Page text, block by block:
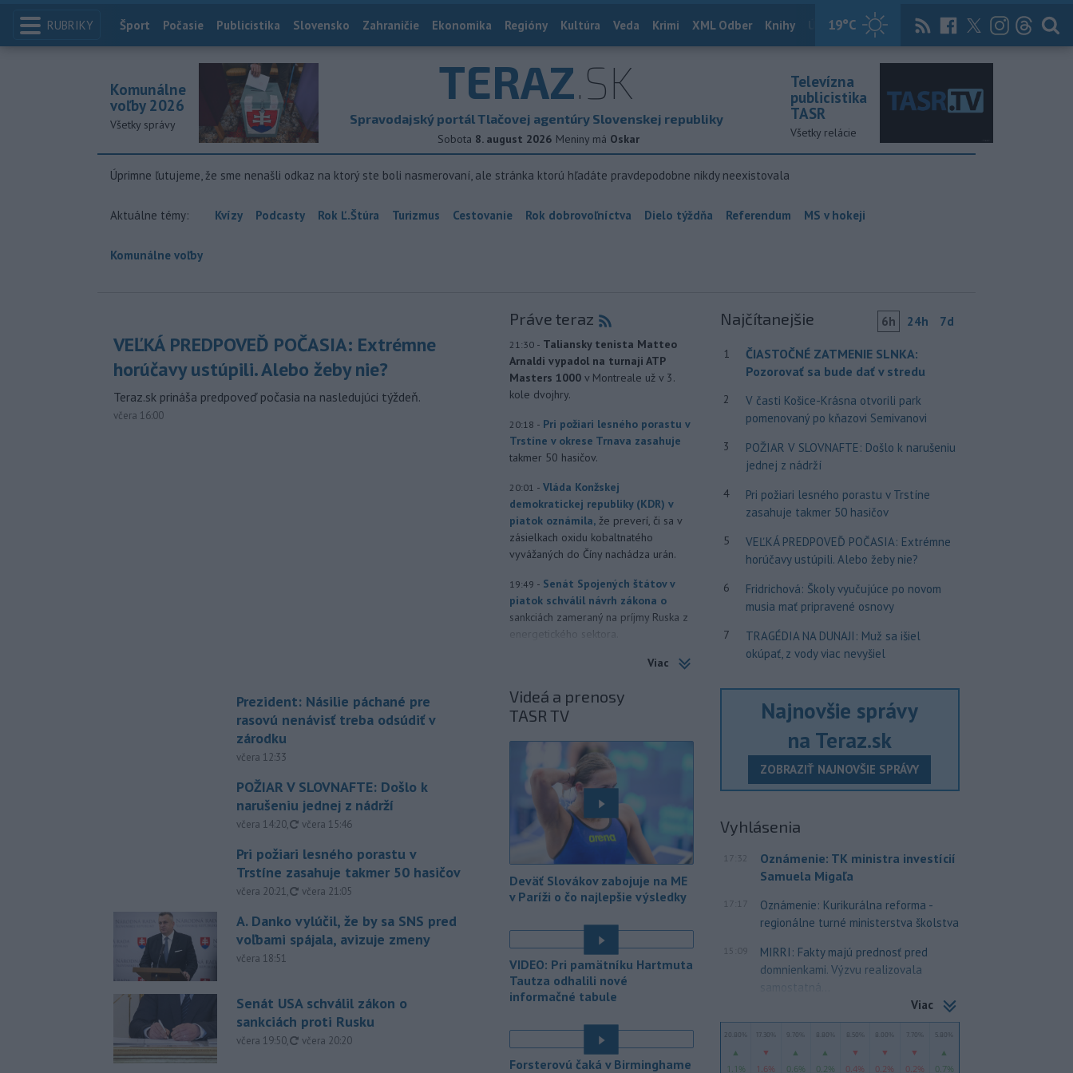
RUBRIKY 19°C
Index
Šport Počasie Publicistika Slovensko Zahraničie Ekonomika Regióny Kultúra Veda Krimi XML Odber Knihy Útulkovo Magazín News Now Archív
TERAZ.SK
Spravodajský portál Tlačovej agentúry Slovenskej republiky
Sobota 8. august 2026 Meniny má Oskar
Komunálne
voľby 2026
Všetky správy
Televízna
publicistika
TASR
Všetky relácie
Úprimne ľutujeme, že sme nenašli odkaz na ktorý ste boli nasmerovaní, ale stránka ktorú hľadáte pravdepodobne nikdy neexistovala
Aktuálne témy: Kvízy Podcasty Rok Ľ.Štúra Turizmus Cestovanie Rok dobrovoľníctva Dielo týždňa Referendum MS v hokeji
Komunálne voľby
VEĽKÁ PREDPOVEĎ POČASIA: Extrémne
horúčavy ustúpili. Alebo žeby nie?
Teraz.sk prináša predpoveď počasia na nasledujúci týždeň.
včera 16:00
Prezident: Násilie páchané pre
rasovú nenávisť treba odsúdiť v
zárodku
včera 12:33
POŽIAR V SLOVNAFTE: Došlo k
narušeniu jednej z nádrží
včera 14:20, aktualizované
včera 15:46
Pri požiari lesného porastu v
Trstíne zasahuje takmer 50 hasičov
včera 20:21, aktualizované
včera 21:05
A. Danko vylúčil, že by sa SNS pred
voľbami spájala, avizuje zmeny
včera 18:51
Senát USA schválil zákon o
sankciách proti Rusku
včera 19:50, aktualizované
včera 20:20
Práve teraz
21:30 - Taliansky tenista Matteo
Arnaldi vypadol na turnaji ATP
Masters 1000 v Montreale už v 3.
kole dvojhry.
20:18 - Pri požiari lesného porastu v
Trstíne v okrese Trnava zasahuje
takmer 50 hasičov.
20:01 - Vláda Konžskej
demokratickej republiky (KDR) v
piatok oznámila, že preverí, či sa v
zásielkach oxidu kobaltnatého
vyvážaných do Číny nachádza urán.
19:49 - Senát Spojených štátov v
piatok schválil návrh zákona o
sankciách zameraný na príjmy Ruska z
energetického sektora.
Slovenská polícia prispela k
ktorý sa podarilo ukončiť
právoplatným odsúdením páchateľa v
Piatkový požiar v
bratislavskej rafinérii Slovnaft je
pod kontrolou.
bude predmetom vyšetrovania. Pre
TASR to potvrdil hovorca rafinérie
Anton Molnár.
15:17 - Ministerstvo kultúry (MK) SR
upraví verziu opatrenia o
podrobnostiach poskytovania dotácií v
pôsobnosti rezortu.
- V bratislavskej rafinérii
Slovnaft horí uskladnený ropný
produkt.TASR o tom informovala
rafinéria s tým, že obyvateľom nehrozí
13:50 - Jedným zo zdravotných rizík
na festivale môže byť vyššia
Viac
Videá a prenosy
TASR TV
Deväť Slovákov zabojuje na ME
v Paríži o čo najlepšie výsledky
VIDEO: Pri pamätníku Hartmuta
Tautza odhalili nové
informačné tabule
Forsterovú čaká v Birminghame
Najčítanejšie 6h 24h 7d
1
ČIASTOČNÉ ZATMENIE SLNKA:
Pozorovať sa bude dať v stredu
2
V časti Košice-Krásna otvorili park
pomenovaný po kňazovi Semivanovi
3
POŽIAR V SLOVNAFTE: Došlo k narušeniu
jednej z nádrží
4
Pri požiari lesného porastu v Trstíne
zasahuje takmer 50 hasičov
5
VEĽKÁ PREDPOVEĎ POČASIA: Extrémne
horúčavy ustúpili. Alebo žeby nie?
6
Fridrichová: Školy vyučujúce po novom
musia mať pripravené osnovy
7
TRAGÉDIA NA DUNAJI: Muž sa išiel
okúpať, z vody viac nevyšiel
Najnovšie správy
na Teraz.sk
ZOBRAZIŤ NAJNOVŠIE SPRÁVY
Vyhlásenia
17:32
Oznámenie: TK ministra investícií
Samuela Migaľa
17:17
Oznámenie: Kurikurálna reforma -
regionálne turné ministerstva školstva
15:09
MIRRI: Fakty majú prednosť pred
domnienkami. Výzvu realizovala
samostatná...
Viac